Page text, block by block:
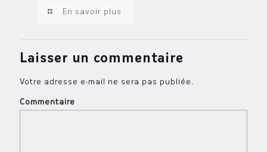
En savoir plus
Laisser un commentaire
Votre adresse e-mail ne sera pas publiée.
Commentaire